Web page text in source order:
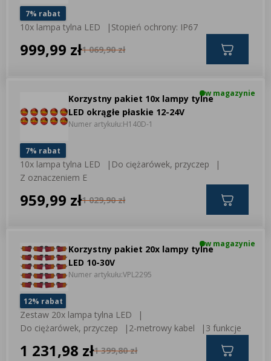
7% rabat
10x lampa tylna LED
Stopień ochrony: IP67
1 069,90 zł
999,99 zł
Korzystny pakiet 10x lampy tylne
LED okrągłe płaskie 12-24V
Numer artykułu:H140D-1
w magazynie
7% rabat
10x lampa tylna LED
Do ciężarówek, przyczep
Z oznaczeniem E
1 029,90 zł
959,99 zł
Korzystny pakiet 20x lampy tylne
LED 10-30V
Numer artykułu:VPL2295
w magazynie
12% rabat
Zestaw 20x lampa tylna LED
Do ciężarówek, przyczep
2-metrowy kabel
3 funkcje
1 399,80 zł
1 231,98 zł